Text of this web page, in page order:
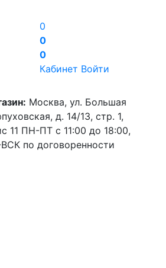
0
0
0
Кабинет Войти
Москва, ул. Большая
д. 14/13, стр. 1,
11 ПН-ПТ с 11:00 до 18:00,
по договоренности